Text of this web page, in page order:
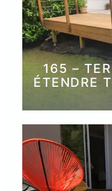
165 –
ÉTENDRE